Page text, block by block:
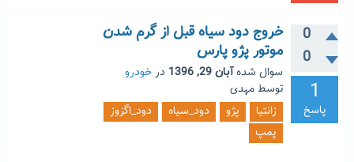
0
0
1
پاسخ
خروج دود سیاه قبل از گرم شدن
موتور پژو پارس
سوال شدهآبان 29, 1396 درخودرو
توسط مهدی
زانتیا
پژو دود_سیاه
دود_اگزوز
پمپ